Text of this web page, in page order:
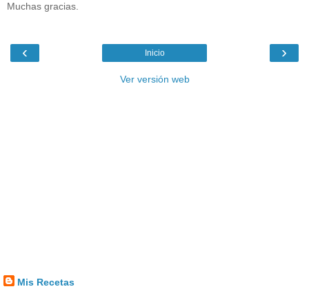
Muchas gracias.
‹ ›
Inicio
Ver versión web
Mis Recetas